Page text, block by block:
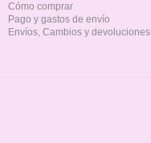
Cómo comprar
Pago y gastos de envío
Envíos, Cambios y devoluciones